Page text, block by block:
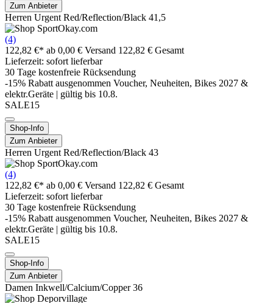
Zum Anbieter
Herren Urgent Red/Reflection/Black 41,5
(4)
122,82 €* ab 0,00 € Versand 122,82 € Gesamt
Lieferzeit: sofort lieferbar
30 Tage kostenfreie Rücksendung
-15% Rabatt ausgenommen Voucher, Neuheiten, Bikes 2027 &
elektr.Geräte | gültig bis 10.8.
SALE15
Shop-Info
Zum Anbieter
Herren Urgent Red/Reflection/Black 43
(4)
122,82 €* ab 0,00 € Versand 122,82 € Gesamt
Lieferzeit: sofort lieferbar
30 Tage kostenfreie Rücksendung
-15% Rabatt ausgenommen Voucher, Neuheiten, Bikes 2027 &
elektr.Geräte | gültig bis 10.8.
SALE15
Shop-Info
Zum Anbieter
Damen Inkwell/Calcium/Copper 36